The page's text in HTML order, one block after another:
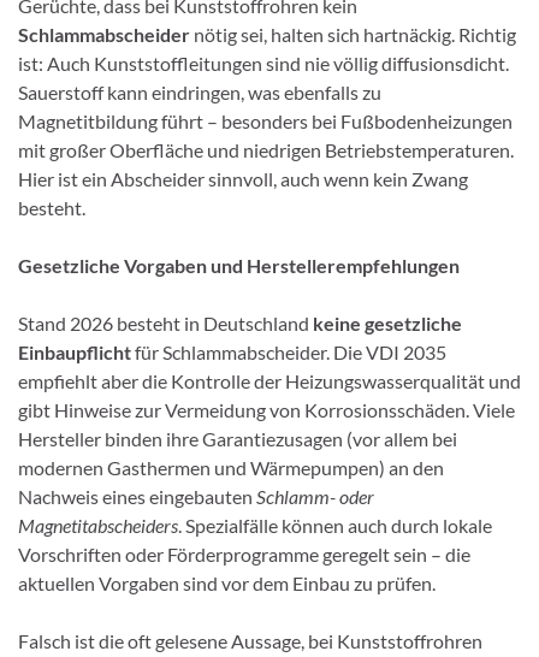
Gerüchte, dass bei Kunststoffrohren kein
Schlammabscheider nötig sei, halten sich hartnäckig. Richtig
ist: Auch Kunststoffleitungen sind nie völlig diffusionsdicht.
Sauerstoff kann eindringen, was ebenfalls zu
Magnetitbildung führt – besonders bei Fußbodenheizungen
mit großer Oberfläche und niedrigen Betriebstemperaturen.
Hier ist ein Abscheider sinnvoll, auch wenn kein Zwang
besteht.
Gesetzliche Vorgaben und Herstellerempfehlungen
Stand 2026 besteht in Deutschland keine gesetzliche
Einbaupflichtfür Schlammabscheider. Die VDI 2035
empfiehlt aber die Kontrolle der Heizungswasserqualität und
gibt Hinweise zur Vermeidung von Korrosionsschäden. Viele
Hersteller binden ihre Garantiezusagen (vor allem bei
modernen Gasthermen und Wärmepumpen) an den
Nachweis eines eingebauten Schlamm- oder
Magnetitabscheiders. Spezialfälle können auch durch lokale
Vorschriften oder Förderprogramme geregelt sein – die
aktuellen Vorgaben sind vor dem Einbau zu prüfen.
Falsch ist die oft gelesene Aussage, bei Kunststoffrohren